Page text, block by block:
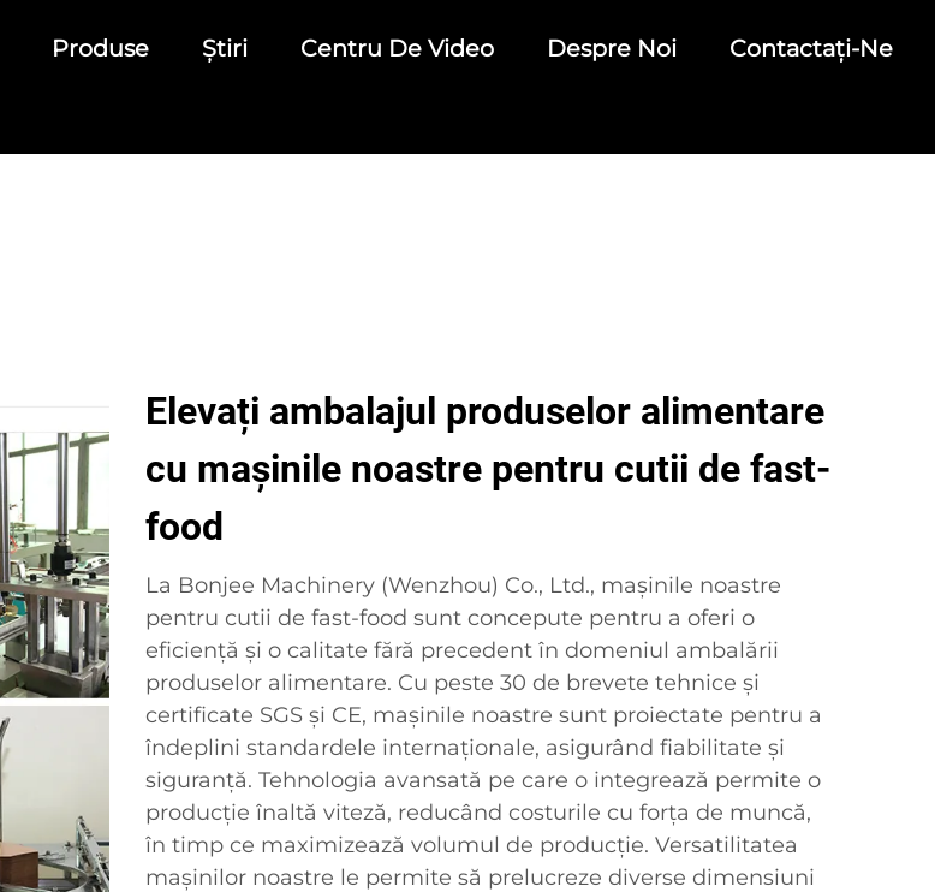
Produse Știri Centru De Video Despre Noi Contactați-Ne
Elevați ambalajul produselor alimentare
cu mașinile noastre pentru cutii de fast-
food
La Bonjee Machinery (Wenzhou) Co., Ltd., mașinile noastre
pentru cutii de fast-food sunt concepute pentru a oferi o
eficiență și o calitate fără precedent în domeniul ambalării
produselor alimentare. Cu peste 30 de brevete tehnice și
certificate SGS și CE, mașinile noastre sunt proiectate pentru a
îndeplini standardele internaționale, asigurând fiabilitate și
siguranță. Tehnologia avansată pe care o integrează permite o
producție înaltă viteză, reducând costurile cu forța de muncă,
în timp ce maximizează volumul de producție. Versatilitatea
mașinilor noastre le permite să prelucreze diverse dimensiuni